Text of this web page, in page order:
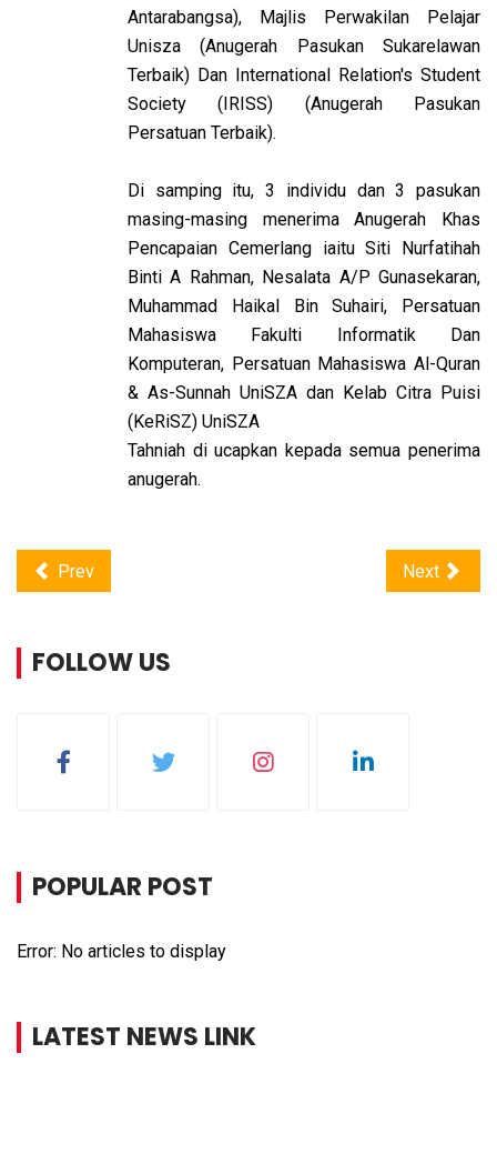
Antarabangsa), Majlis Perwakilan Pelajar
Unisza (Anugerah Pasukan Sukarelawan
Terbaik) Dan International Relation's Student
Society (IRISS) (Anugerah Pasukan
Persatuan Terbaik).
Di samping itu, 3 individu dan 3 pasukan
masing-masing menerima Anugerah Khas
Pencapaian Cemerlang iaitu Siti Nurfatihah
Binti A Rahman, Nesalata A/P Gunasekaran,
Muhammad Haikal Bin Suhairi, Persatuan
Mahasiswa Fakulti Informatik Dan
Komputeran, Persatuan Mahasiswa Al-Quran
& As-Sunnah UniSZA dan Kelab Citra Puisi
(KeRiSZ) UniSZA
Tahniah di ucapkan kepada semua penerima
anugerah.
Prev Next
FOLLOW US
POPULAR POST
Error: No articles to display
LATEST NEWS LINK